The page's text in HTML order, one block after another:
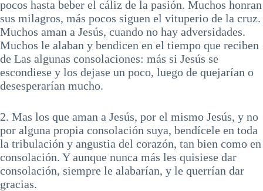
pocos hasta beber el cáliz de la pasión. Muchos honran
sus milagros, más pocos siguen el vituperio de la cruz.
Muchos aman a Jesús, cuando no hay adversidades.
Muchos le alaban y bendicen en el tiempo que reciben
de Las algunas consolaciones: más si Jesús se
escondiese y los dejase un poco, luego de quejarían o
desesperarían mucho.
2. Mas los que aman a Jesús, por el mismo Jesús, y no
por alguna propia consolación suya, bendícele en toda
la tribulación y angustia del corazón, tan bien como en
consolación. Y aunque nunca más les quisiese dar
consolación, siempre le alabarían, y le querrían dar
gracias.